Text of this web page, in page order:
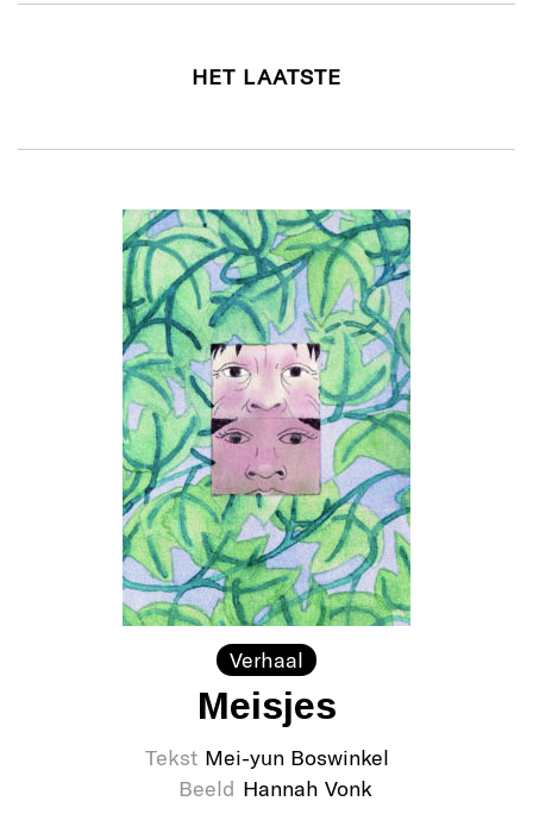
HET LAATSTE
Verhaal
Meisjes
Tekst Mei-yun Boswinkel
Beeld Hannah Vonk